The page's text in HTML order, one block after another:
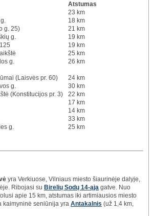
Atstumas
23 km
18 km
g. 25)
21 km
g.
19 km
19 km
25 km
g. 26 km
(Laisvės pr. 60)
24 km
g.
30 km
(Konstitucijos pr. 3)
22 km
17 km
14 km
33 km
g. 25 km
yra Verkiuose, Vilniaus miesto šiaurinėje dalyje,
Ribojasi su Birelių Sodų 14-ąja gatve. Nuo
apie 15 km, atstumas iki artimiausios miesto
kaimyninė seniūnija yra Antakalnis (už 1,4 km,